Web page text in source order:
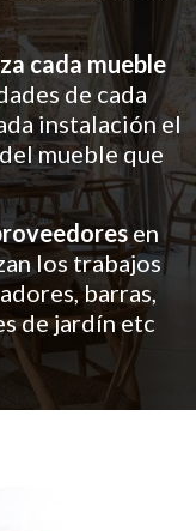
cada mueble
de cada
instalación el
mueble que
en
los trabajos
barras,
de jardín etc